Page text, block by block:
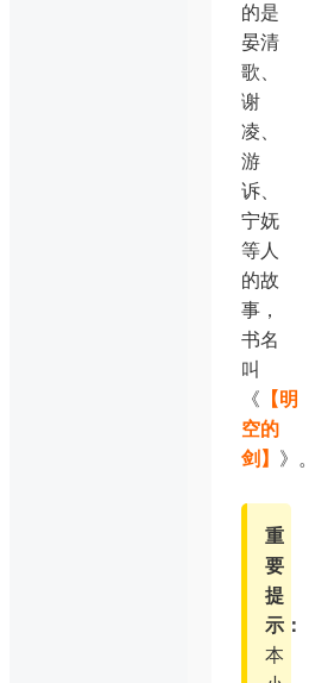
的是
晏清
歌、
谢
凌、
游
诉、
宁妩
等人
的故
事，
书名
叫
《 【明
空的
剑】 》。
重
要
提
示：
本